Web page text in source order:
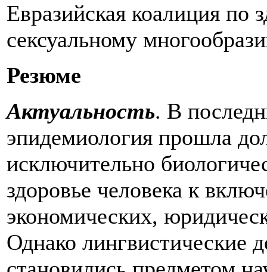
Евразийская коалиция по
сексуальному
Резюме
Актуальность. В
эпидемиология прошла
исключительно
здоровье человека к
экономических,
Однако лингвистические